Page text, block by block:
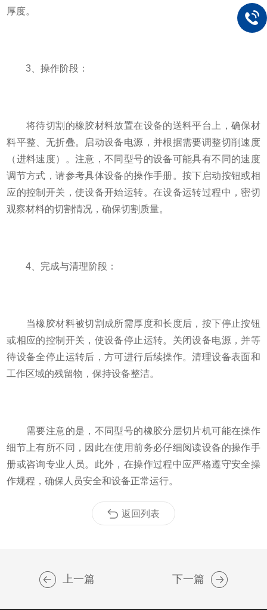
厚度。
3、操作阶段：
将待切割的橡胶材料放置在设备的送料平台上，确保材
料平整、无折叠。启动设备电源，并根据需要调整切削速度
（进料速度）。注意，不同型号的设备可能具有不同的速度
调节方式，请参考具体设备的操作手册。按下启动按钮或相
应的控制开关，使设备开始运转。在设备运转过程中，密切
观察材料的切割情况，确保切割质量。
4、完成与清理阶段：
当橡胶材料被切割成所需厚度和长度后，按下停止按钮
或相应的控制开关，使设备停止运转。关闭设备电源，并等
待设备全停止运转后，方可进行后续操作。清理设备表面和
工作区域的残留物，保持设备整洁。
需要注意的是，不同型号的橡胶分层切片机可能在操作
细节上有所不同，因此在使用前务必仔细阅读设备的操作手
册或咨询专业人员。此外，在操作过程中应严格遵守安全操
作规程，确保人员安全和设备正常运行。
返回列表
上一篇 下一篇